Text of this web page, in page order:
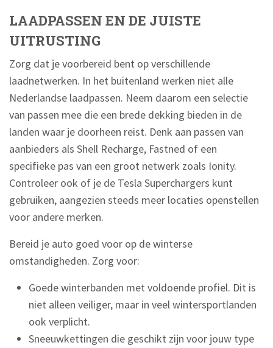
LAADPASSEN EN DE JUISTE
UITRUSTING
Zorg dat je voorbereid bent op verschillende
laadnetwerken. In het buitenland werken niet alle
Nederlandse laadpassen. Neem daarom een selectie
van passen mee die een brede dekking bieden in de
landen waar je doorheen reist. Denk aan passen van
aanbieders als Shell Recharge, Fastned of een
specifieke pas van een groot netwerk zoals Ionity.
Controleer ook of je de Tesla Superchargers kunt
gebruiken, aangezien steeds meer locaties openstellen
voor andere merken.
Bereid je auto goed voor op de winterse
omstandigheden. Zorg voor:
Goede winterbanden met voldoende profiel. Dit is
niet alleen veiliger, maar in veel wintersportlanden
ook verplicht.
Sneeuwkettingen die geschikt zijn voor jouw type